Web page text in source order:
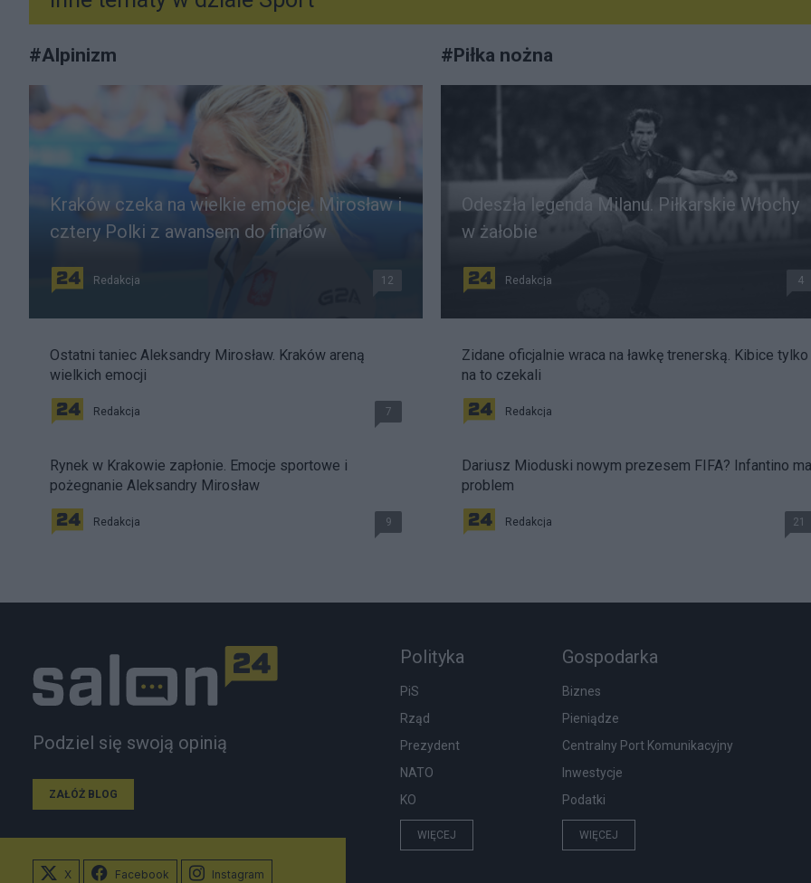
#Alpinizm
Kraków czeka na wielkie emocje. Mirosław i
cztery Polki z awansem do finałów
Redakcja 12
Ostatni taniec Aleksandry Mirosław. Kraków areną
wielkich emocji
Redakcja 7
Rynek w Krakowie zapłonie. Emocje sportowe i
pożegnanie Aleksandry Mirosław
Redakcja 9
#Piłka nożna
Odeszła legenda Milanu. Piłkarskie Włochy
w żałobie
Redakcja 4
Zidane oficjalnie wraca na ławkę trenerską. Kibice tylko
na to czekali
Redakcja
Dariusz Mioduski nowym prezesem FIFA? Infantino ma
problem
Redakcja 21
Podziel się swoją opinią
ZAŁÓŻ BLOG
Polityka
PiS
Rząd
Prezydent
NATO
KO
WIĘCEJ
Gospodarka
Biznes
Pieniądze
Centralny Port Komunikacyjny
Inwestycje
Podatki
WIĘCEJ
X Facebook Instagram